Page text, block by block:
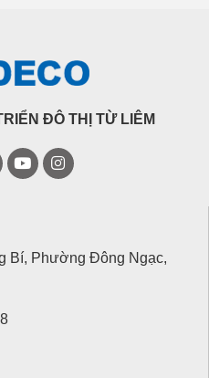
ĐÔ THỊ TỪ LIÊM
Bí, Phường Đông Ngạc,